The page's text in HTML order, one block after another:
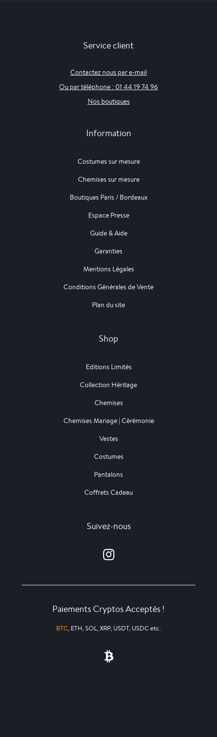
Service client
Contactez nous par e-mail
Ou par téléphone : 01 44 19 74 96
Nos boutiques
Information
Costumes sur mesure
Chemises sur mesure
Boutiques Paris / Bordeaux
Espace Presse
Guide & Aide
Garanties
Mentions Légales
Conditions Générales de Vente
Plan du site
Shop
Editions Limités
Collection Héritage
Chemises
Chemises Mariage | Cérémonie
Vestes
Costumes
Pantalons
Coffrets Cadeau
Suivez-nous
Paiements Cryptos Acceptés !
BTC, ETH, SOL, XRP, USDT, USDC etc.